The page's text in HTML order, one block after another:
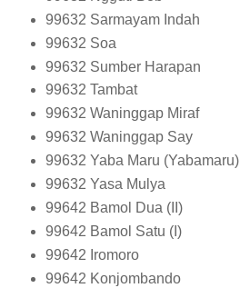
99632 Sarmayam Indah
99632 Soa
99632 Sumber Harapan
99632 Tambat
99632 Waninggap Miraf
99632 Waninggap Say
99632 Yaba Maru (Yabamaru)
99632 Yasa Mulya
99642 Bamol Dua (II)
99642 Bamol Satu (I)
99642 Iromoro
99642 Konjombando